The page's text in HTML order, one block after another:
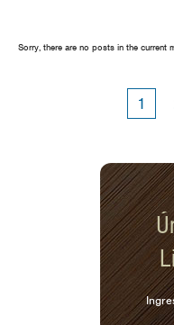
Sorry, there are no posts in the current
1